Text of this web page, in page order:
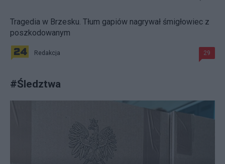
Tragedia w Brzesku. Tłum gapiów nagrywał śmigłowiec z
poszkodowanym
Redakcja 29
#Śledztwa